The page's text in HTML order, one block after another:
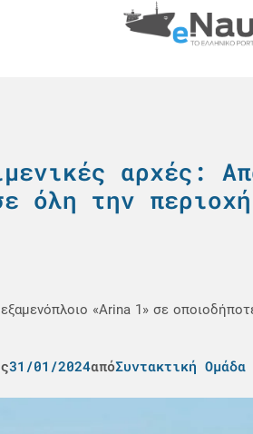
αρχές:
όλη την
«Arina 1» σε
31/01/2024απόΣυντακτική